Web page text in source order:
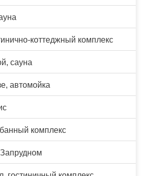
коттеджный комплекс
сауна
автомойка
комплекс